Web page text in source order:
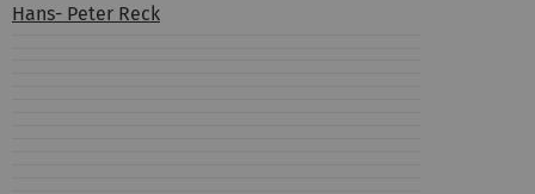
Hans- Peter Reck